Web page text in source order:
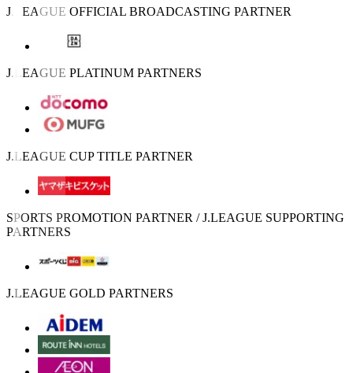
J.LEAGUE OFFICIAL BROADCASTING PARTNER
J.LEAGUE PLATINUM PARTNERS
J.LEAGUE CUP TITLE PARTNER
SPORTS PROMOTION PARTNER / J.LEAGUE SUPPORTING
PARTNERS
J.LEAGUE GOLD PARTNERS